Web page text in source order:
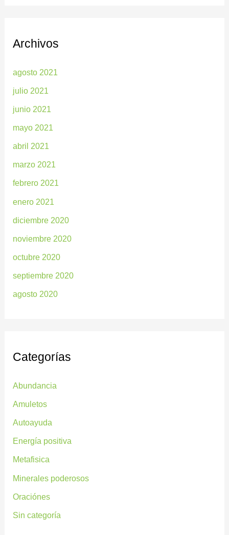
Archivos
agosto 2021
julio 2021
junio 2021
mayo 2021
abril 2021
marzo 2021
febrero 2021
enero 2021
diciembre 2020
noviembre 2020
octubre 2020
septiembre 2020
agosto 2020
Categorías
Abundancia
Amuletos
Autoayuda
Energía positiva
Metafisica
Minerales poderosos
Oraciónes
Sin categoría